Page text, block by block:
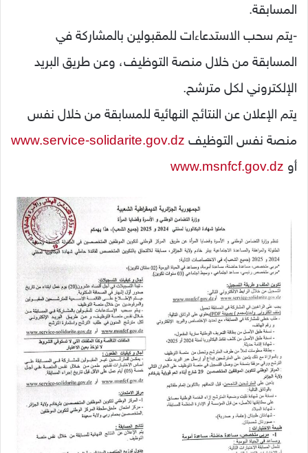
المسابقة.
-يتم سحب الاستدعاءات للمقبولين بالمشاركة في
المسابقة من خلال منصة التوظيف، وعن طريق البريد
الإلكتروني لكل مترشح.
يتم الإعلان عن النتائج النهائية للمسابقة من خلال نفس
منصة نفس التوظيف www.service-solidarite.gov.dz
أو www.msnfcf.gov.dz